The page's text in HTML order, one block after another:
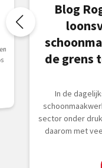
Blog
de grens
In de
sector onder
daarom met